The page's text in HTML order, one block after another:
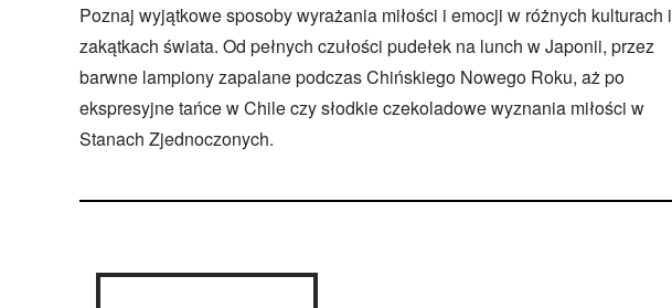
Poznaj wyjątkowe sposoby wyrażania miłości i emocji w różnych kulturach i
zakątkach świata. Od pełnych czułości pudełek na lunch w Japonii, przez
barwne lampiony zapalane podczas Chińskiego Nowego Roku, aż po
ekspresyjne tańce w Chile czy słodkie czekoladowe wyznania miłości w
Stanach Zjednoczonych.